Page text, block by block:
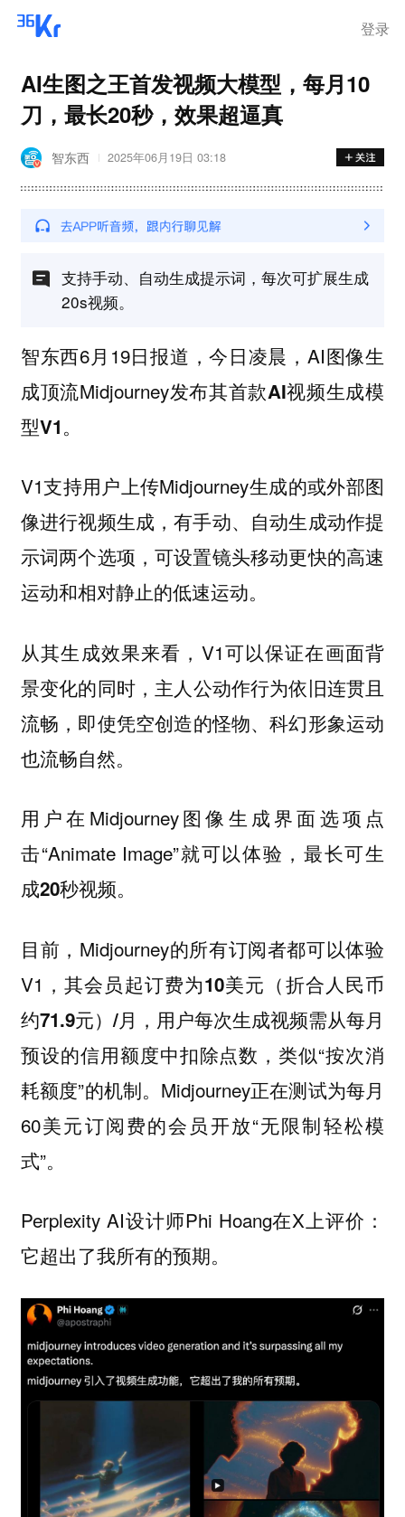
登录
AI生图之王首发视频大模型，每月10
刀，最长20秒，效果超逼真
智东西 2025年06月19日 03:18
支持手动、自动生成提示词，每次可扩展生成
20s视频。
智东西6月19日报道，今日凌晨，AI图像生
成顶流Midjourney发布其首款AI视频生成模
型V1。
V1支持用户上传Midjourney生成的或外部图
像进行视频生成，有手动、自动生成动作提
示词两个选项，可设置镜头移动更快的高速
运动和相对静止的低速运动。
从其生成效果来看，V1可以保证在画面背
景变化的同时， 主人公动作行为依旧连贯且
流畅 ，即使凭空创造的怪物、科幻形象运动
也流畅自然。
用户在Midjourney图像生成界面选项点
击“Animate Image”就可以体验，最长可生
成20秒视频。
目前，Midjourney的所有订阅者都可以体验
V1，其会员起订费为10美元（折合人民币
约71.9元）/月 ，用户每次生成视频需从每月
预设的信用额度中扣除点数，类似“按次消
耗额度”的机制。Midjourney正在测试为每月
60美元订阅费的会员开放“无限制轻松模
式”。
Perplexity AI设计师Phi Hoang在X上评价：
它超出了我所有的预期。